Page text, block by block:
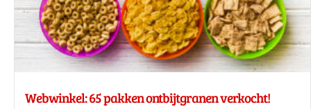
Webwinkel: 65 pakken ontbijtgranen verkocht!